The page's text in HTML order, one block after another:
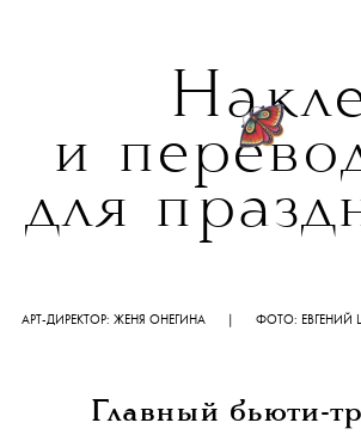
и
для
АРТ-ДИРЕКТОР: ЖЕНЯ ОНЕГИНА | ФОТО:
Главный бьюти-